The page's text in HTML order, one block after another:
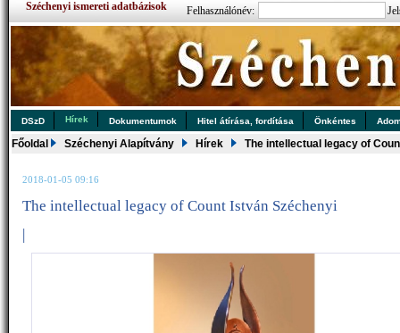
Széchenyi ismereti adatbázisok Felhasználónév:
DSzD Hírek Dokumentumok Hitel átírása, fordítása Önkéntes
Főoldal Széchenyi Alapítvány Hírek The intellectual legacy of
2018-01-05 09:16
The intellectual legacy of Count István Széchenyi
|